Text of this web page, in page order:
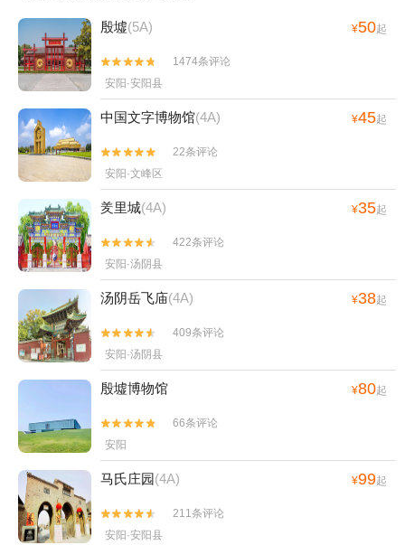
殷墟(5A) ¥50起


1474条评论
安阳·安阳县
中国文字博物馆(4A) ¥45起


22条评论
安阳·文峰区
羑里城(4A) ¥35起


422条评论
安阳·汤阴县
汤阴岳飞庙(4A) ¥38起


409条评论
安阳·汤阴县
殷墟博物馆 ¥80起


66条评论
安阳
马氏庄园(4A) ¥99起


211条评论
安阳·安阳县